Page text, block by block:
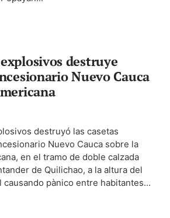
destruye
Nuevo Cauca
destruyó las casetas
Nuevo Cauca sobre la
en el tramo de doble calzada
de Quilichao, a la altura del
causando pànico entre habitantes...